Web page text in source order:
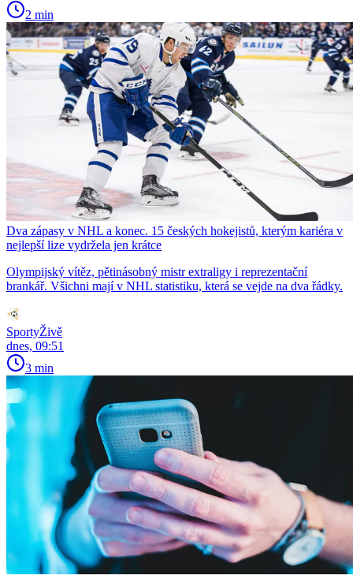
2 min
Dva zápasy v NHL a konec. 15 českých hokejistů, kterým kariéra v
nejlepší lize vydržela jen krátce
Olympijský vítěz, pětinásobný mistr extraligy i reprezentační
brankář. Všichni mají v NHL statistiku, která se vejde na dva řádky.
SportyŽivě
dnes, 09:51
3 min